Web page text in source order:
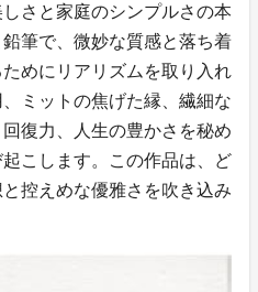
さと家庭のシンプルさの本
筆で、微妙な質感と落ち着
めにリアリズムを取り入れ
ミットの焦げた縁、繊細な
復力、人生の豊かさを秘め
こします。この作品は、ど
控えめな優雅さを吹き込み